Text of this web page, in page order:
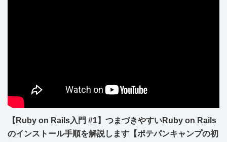
【Ruby on Rails入門 #1】つまづきやすいRuby on Rails
のインストール手順を解説します【ポテパンキャンプの初